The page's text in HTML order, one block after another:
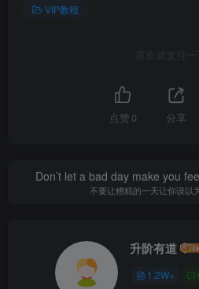
VIP教程
喜欢就支持一
点赞 0 分享
Don’t let a bad day make you
不要让糟糕的一天让你误以
升阶有道
1.2W+